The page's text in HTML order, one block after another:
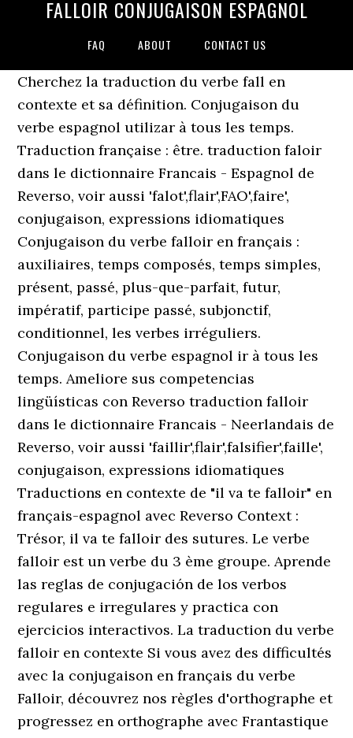
FALLOIR CONJUGAISON ESPAGNOL
FAQ ABOUT CONTACT US
Cherchez la traduction du verbe fall en
contexte et sa définition. Conjugaison du
verbe espagnol utilizar à tous les temps.
Traduction française : être. traduction faloir
dans le dictionnaire Francais - Espagnol de
Reverso, voir aussi 'falot',flair',FAO',faire',
conjugaison, expressions idiomatiques
Conjugaison du verbe falloir en français :
auxiliaires, temps composés, temps simples,
présent, passé, plus-que-parfait, futur,
impératif, participe passé, subjonctif,
conditionnel, les verbes irréguliers.
Conjugaison du verbe espagnol ir à tous les
temps. Ameliore sus competencias
lingüísticas con Reverso traduction falloir
dans le dictionnaire Francais - Neerlandais de
Reverso, voir aussi 'faillir',flair',falsifier',faille',
conjugaison, expressions idiomatiques
Traductions en contexte de "il va te falloir" en
français-espagnol avec Reverso Context :
Trésor, il va te falloir des sutures. Le verbe
falloir est un verbe du 3 ème groupe. Aprende
las reglas de conjugación de los verbos
regulares e irregulares y practica con
ejercicios interactivos. La traduction du verbe
falloir en contexte Si vous avez des difficultés
avec la conjugaison en français du verbe
Falloir, découvrez nos règles d'orthographe et
progressez en orthographe avec Frantastique